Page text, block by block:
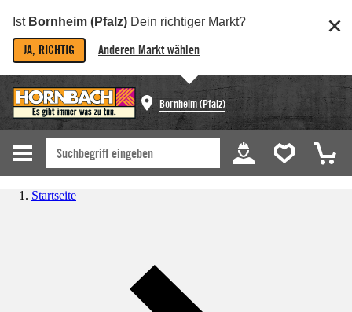
Ist Bornheim (Pfalz) Dein richtiger Markt?
JA, RICHTIG Anderen Markt wählen
Bornheim (Pfalz)
Startseite